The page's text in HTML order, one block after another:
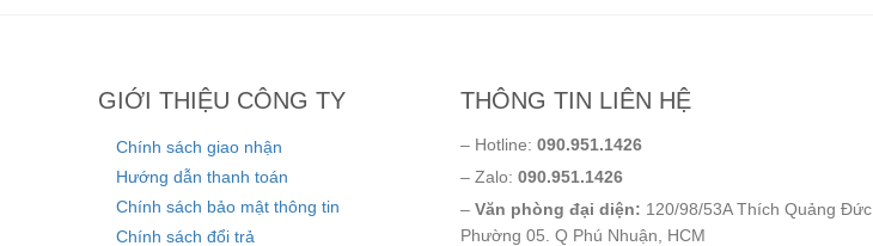
GIỚI THIỆU CÔNG TY
Chính sách giao nhận
Hướng dẫn thanh toán
Chính sách bảo mật thông tin
Chính sách đổi trả
THÔNG TIN LIÊN HỆ
– Hotline: 090.951.1426
– Zalo: 090.951.1426
– Văn phòng đại diện: 120/98/53A Thích Quảng Đức,
Phường 05. Q Phú Nhuận, HCM